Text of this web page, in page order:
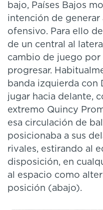
bajo, Países Bajos
intención de
ofensivo. Para ello
de un central al
cambio de juego por
progresar.
banda izquierda con
jugar hacia delante,
extremo Quincy
esa circulación de
posicionaba a sus
rivales, estirando al
disposición, en
al espacio como
posición (abajo).